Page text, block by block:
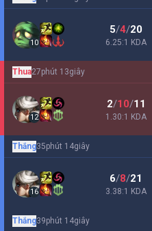
10
5/4/20
6.25:1 KDA
Thua27phút 13giây
12
2/10/11
1.30:1 KDA
Thắng35phút 14giây
16
6/8/21
3.38:1 KDA
Thắng39phút 14giây